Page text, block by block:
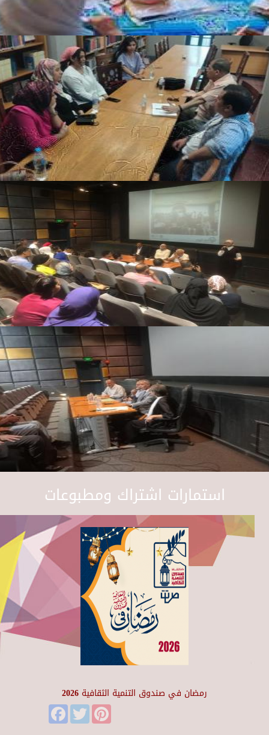
استمارات اشتراك ومطبوعات
رمضان في صندوق التنمية الثقافية 2026
FacebookTwitter